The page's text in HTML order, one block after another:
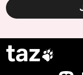
taz